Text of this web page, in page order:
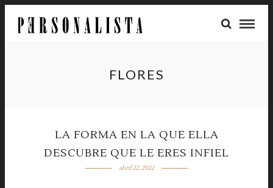
FLORES
LA FORMA EN LA QUE ELLA
DESCUBRE QUE LE ERES INFIEL
abril 22, 2022